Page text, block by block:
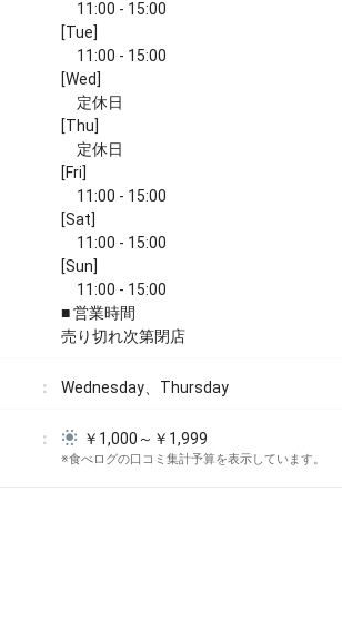
11:00 - 15:00
[Tue]
11:00 - 15:00
[Wed]
定休日
[Thu]
定休日
[Fri]
11:00 - 15:00
[Sat]
11:00 - 15:00
[Sun]
11:00 - 15:00
■ 営業時間
売り切れ次第閉店
Wednesday、Thursday
￥1,000～￥1,999
※食べログの口コミ集計予算を表示しています。